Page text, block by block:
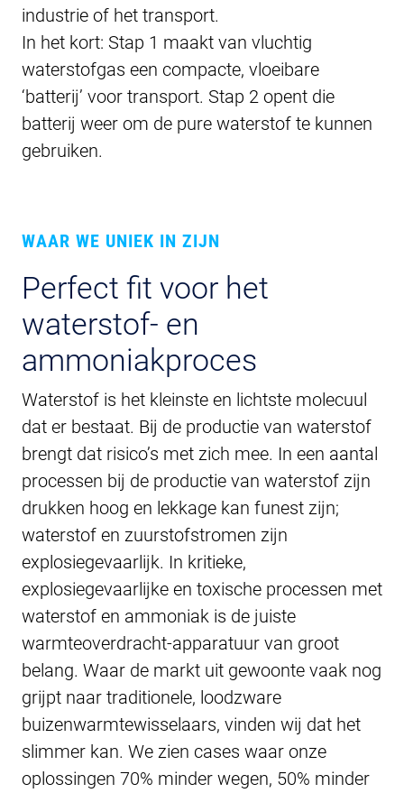
industrie of het transport.
In het kort: Stap 1 maakt van vluchtig
waterstofgas een compacte, vloeibare
‘batterij’ voor transport. Stap 2 opent die
batterij weer om de pure waterstof te kunnen
gebruiken.
WAAR WE UNIEK IN ZIJN
Perfect fit voor het
waterstof- en
ammoniakproces
Waterstof is het kleinste en lichtste molecuul
dat er bestaat. Bij de productie van waterstof
brengt dat risico’s met zich mee. In een aantal
processen bij de productie van waterstof zijn
drukken hoog en lekkage kan funest zijn;
waterstof en zuurstofstromen zijn
explosiegevaarlijk. In kritieke,
explosiegevaarlijke en toxische processen met
waterstof en ammoniak is de juiste
warmteoverdracht-apparatuur van groot
belang. Waar de markt uit gewoonte vaak nog
grijpt naar traditionele, loodzware
buizenwarmtewisselaars, vinden wij dat het
slimmer kan. We zien cases waar onze
oplossingen 70% minder wegen, 50% minder